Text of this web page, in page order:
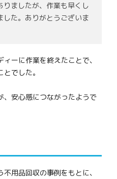
りましたが、作業も早くし
した。ありがとうございま
ーに作業を終えたことで、
とでした。
、安心感につながったようで
用品回収の事例をもとに、